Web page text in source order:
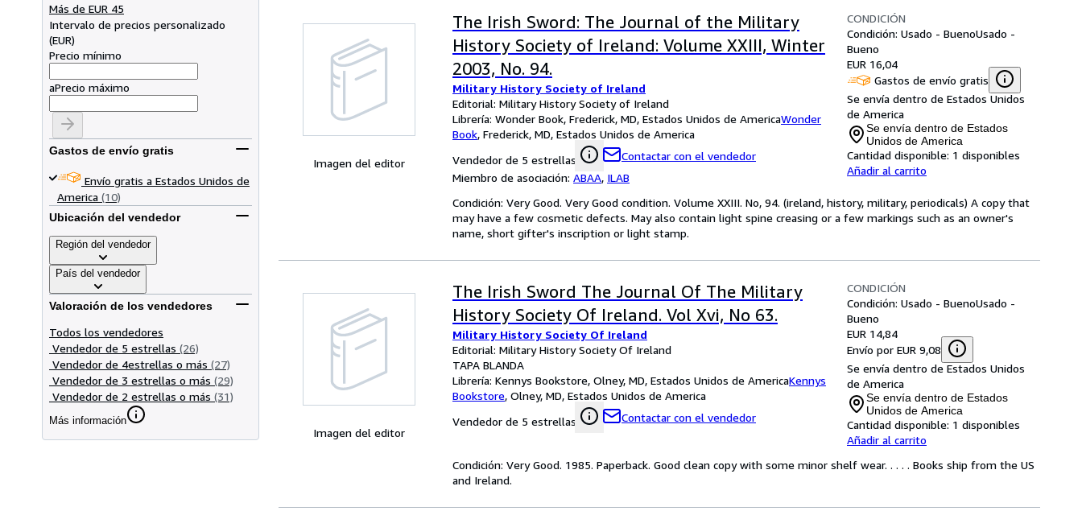
Más de EUR 45
Intervalo de precios personalizado
(EUR)
Precio mínimo
aPrecio máximo
Gastos de envío gratis
Envío gratis a Estados Unidos de
America (10)
Ubicación del vendedor
Región del vendedor
País del vendedor
Valoración de los vendedores
Todos los vendedores
Vendedor de 5 estrellas (26)
Vendedor de 4estrellas o más (27)
Vendedor de 3 estrellas o más (29)
Vendedor de 2 estrellas o más (31)
Más información
Imagen del editor
The Irish Sword: The Journal of the Military
History Society of Ireland: Volume XXIII, Winter
2003, No. 94.
Military History Society of Ireland
Editorial: Military History Society of Ireland
Librería: Wonder Book, Frederick, MD, Estados Unidos de AmericaWonder
Book, Frederick, MD, Estados Unidos de America
Vendedor de 5 estrellas
Contactar con el vendedor
Miembro de asociación: ABAA, ILAB
CONDICIÓN
Condición: Usado - BuenoUsado -
Bueno
EUR 16,04
Gastos de envío gratis
Se envía dentro de Estados Unidos
de America
Se envía dentro de Estados
Unidos de America
Cantidad disponible: 1 disponibles
Añadir al carrito
Condición: Very Good. Very Good condition. Volume XXIII. No, 94. (ireland, history, military, periodicals) A copy that
may have a few cosmetic defects. May also contain light spine creasing or a few markings such as an owner's
name, short gifter's inscription or light stamp.
Imagen del editor
The Irish Sword The Journal Of The Military
History Society Of Ireland. Vol Xvi, No 63.
Military History Society Of Ireland
Editorial: Military History Society Of Ireland
TAPA BLANDA
Librería: Kennys Bookstore, Olney, MD, Estados Unidos de AmericaKennys
Bookstore, Olney, MD, Estados Unidos de America
Vendedor de 5 estrellas
Contactar con el vendedor
CONDICIÓN
Condición: Usado - BuenoUsado -
Bueno
EUR 14,84
Envío por EUR 9,08
Se envía dentro de Estados Unidos
de America
Se envía dentro de Estados
Unidos de America
Cantidad disponible: 1 disponibles
Añadir al carrito
Condición: Very Good. 1985. Paperback. Good clean copy with some minor shelf wear. . . . . Books ship from the US
and Ireland.